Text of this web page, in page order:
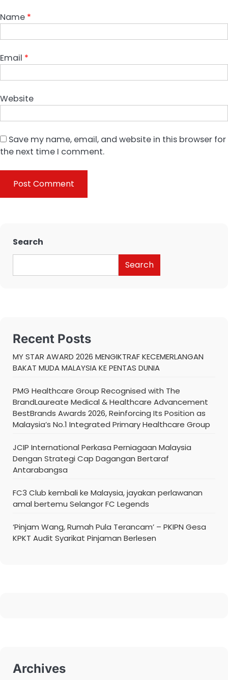
Name *
Email *
Website
Save my name, email, and website in this browser for
the next time I comment.
Search
Search
Recent Posts
MY STAR AWARD 2026 MENGIKTRAF KECEMERLANGAN
BAKAT MUDA MALAYSIA KE PENTAS DUNIA
PMG Healthcare Group Recognised with The
BrandLaureate Medical & Healthcare Advancement
BestBrands Awards 2026, Reinforcing Its Position as
Malaysia’s No.1 Integrated Primary Healthcare Group
JCIP International Perkasa Perniagaan Malaysia
Dengan Strategi Cap Dagangan Bertaraf
Antarabangsa
FC3 Club kembali ke Malaysia, jayakan perlawanan
amal bertemu Selangor FC Legends
‘Pinjam Wang, Rumah Pula Terancam’ – PKIPN Gesa
KPKT Audit Syarikat Pinjaman Berlesen
Archives